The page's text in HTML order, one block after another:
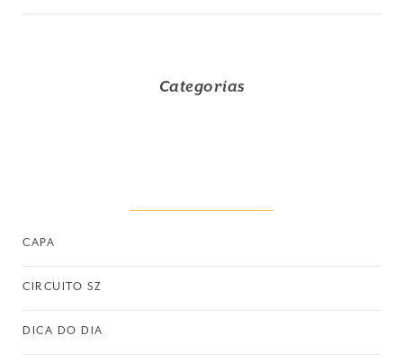
Categorias
CAPA
CIRCUITO SZ
DICA DO DIA